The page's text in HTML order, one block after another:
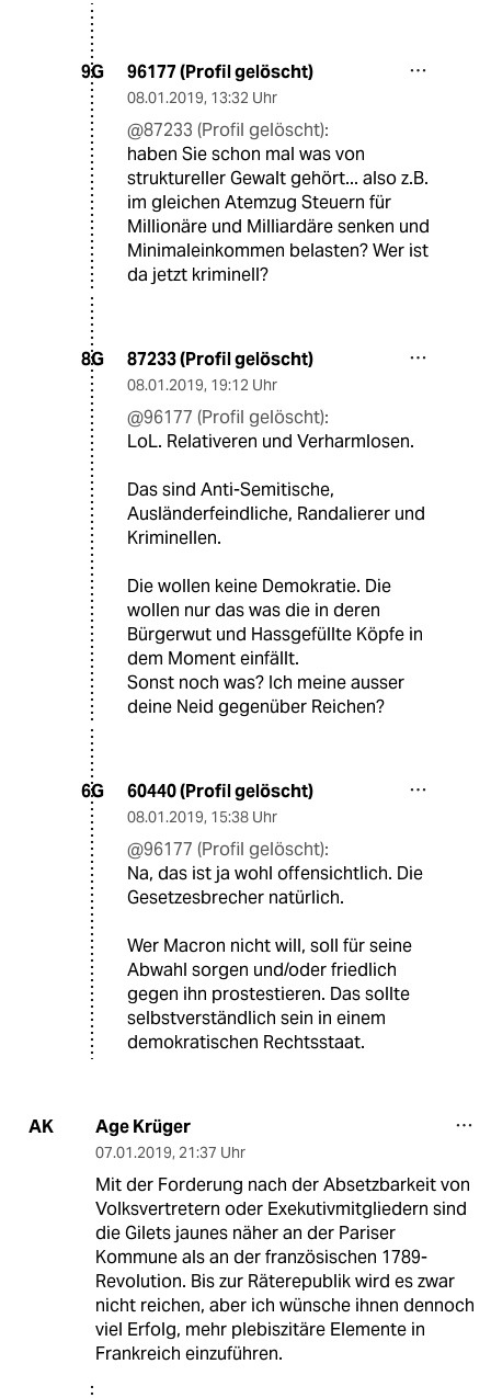
9G 96177 (Profil gelöscht)
08.01.2019, 13:32 Uhr
@87233 (Profil gelöscht):
haben Sie schon mal was von
struktureller Gewalt gehört... also z.B.
im gleichen Atemzug Steuern für
Millionäre und Milliardäre senken und
Minimaleinkommen belasten? Wer ist
da jetzt kriminell?
8G 87233 (Profil gelöscht)
08.01.2019, 19:12 Uhr
@96177 (Profil gelöscht):
LoL. Relativeren und Verharmlosen.
Das sind Anti-Semitische,
Ausländerfeindliche, Randalierer und
Kriminellen.
Die wollen keine Demokratie. Die
wollen nur das was die in deren
Bürgerwut und Hassgefüllte Köpfe in
dem Moment einfällt.
Sonst noch was? Ich meine ausser
deine Neid gegenüber Reichen?
6G 60440 (Profil gelöscht)
08.01.2019, 15:38 Uhr
@96177 (Profil gelöscht):
Na, das ist ja wohl offensichtlich. Die
Gesetzesbrecher natürlich.
Wer Macron nicht will, soll für seine
Abwahl sorgen und/oder friedlich
gegen ihn prostestieren. Das sollte
selbstverständlich sein in einem
demokratischen Rechtsstaat.
AK Age Krüger
07.01.2019, 21:37 Uhr
Mit der Forderung nach der Absetzbarkeit von
Volksvertretern oder Exekutivmitgliedern sind
die Gilets jaunes näher an der Pariser
Kommune als an der französischen 1789-
Revolution. Bis zur Räterepublik wird es zwar
nicht reichen, aber ich wünsche ihnen dennoch
viel Erfolg, mehr plebiszitäre Elemente in
Frankreich einzuführen.